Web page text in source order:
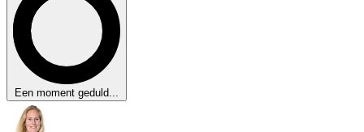
Een moment geduld...